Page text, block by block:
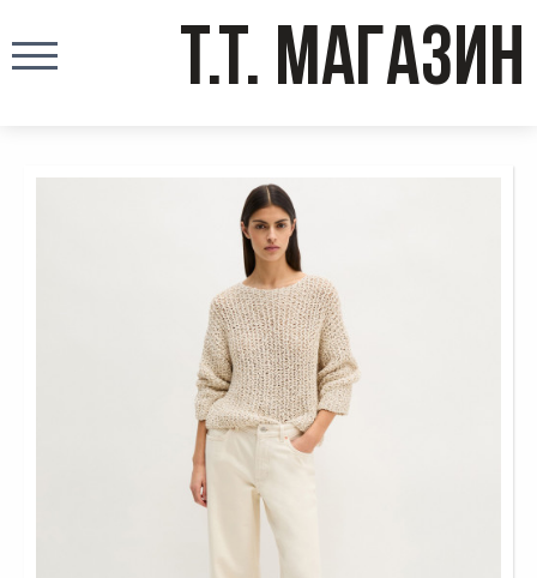
T.T. МАГАЗИН